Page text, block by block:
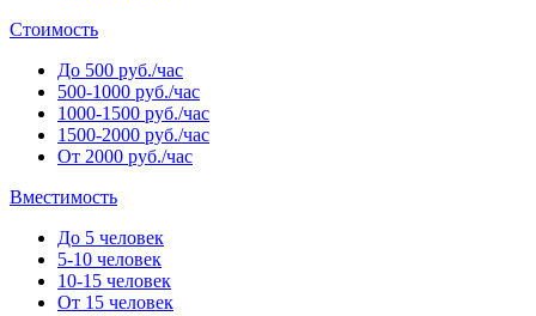
Стоимость
До 500 руб./час
500-1000 руб./час
1000-1500 руб./час
1500-2000 руб./час
От 2000 руб./час
Вместимость
До 5 человек
5-10 человек
10-15 человек
От 15 человек